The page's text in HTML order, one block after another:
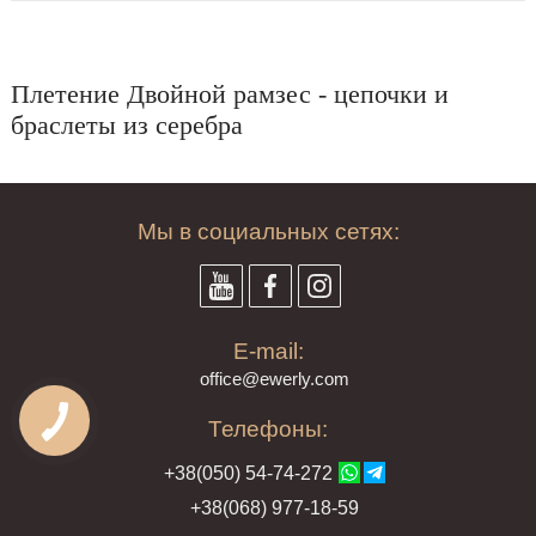
Плетение Двойной рамзес - цепочки и
браслеты из серебра
Мы в социальных сетях:
E-mail:
office@ewerly.com
Телефоны:
+38(050) 54-74-272
+38(068) 977-18-59